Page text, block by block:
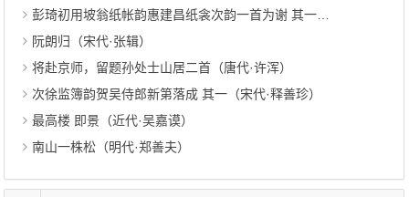
彭琦初用坡翁纸帐韵惠建昌纸衾次韵一首为谢 其一（元代·刘诜）
阮朗归（宋代·张辑）
将赴京师，留题孙处士山居二首（唐代·许浑）
次徐监簿韵贺吴侍郎新第落成 其一（宋代·释善珍）
最高楼 即景（近代·吴嘉谟）
南山一株松（明代·郑善夫）